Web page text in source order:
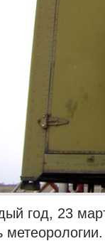
год, 23